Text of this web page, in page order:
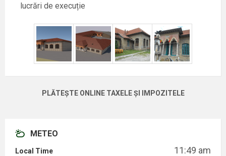
lucrări de execuție
PLĂTEȘTE ONLINE TAXELE ȘI IMPOZITELE
METEO
Local Time 11:49 am